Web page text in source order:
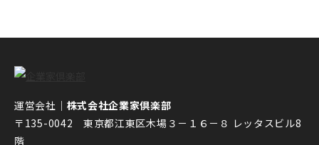
運営会社｜ 株式会社企業家倶楽部
〒135-0042 東京都江東区木場３－１６－８ レッタスビル8
階